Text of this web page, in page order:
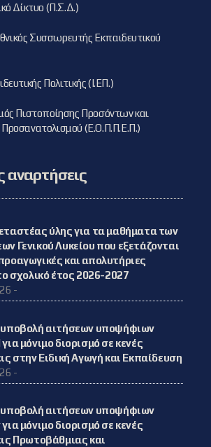
Δίκτυο (Π.Σ.Δ.)
Συσσωρευτής Εκπαιδευτικού
Πολιτικής (Ι.ΕΠ.)
Πιστοποίησης Προσόντων και
(Ε.Ο.Π.Π.Ε.Π.)
αναρτήσεις
ύλης για τα μαθήματα των
Γενικού Λυκείου που εξετάζονται
και απολυτήριες
σχολικό έτος 2026-2027
-
υποβολή αιτήσεων υποψήφιων
μόνιμο διορισμό σε κενές
στην Ειδική Αγωγή και Εκπαίδευση
-
υποβολή αιτήσεων υποψήφιων
μόνιμο διορισμό σε κενές
Πρωτοβάθμιας και